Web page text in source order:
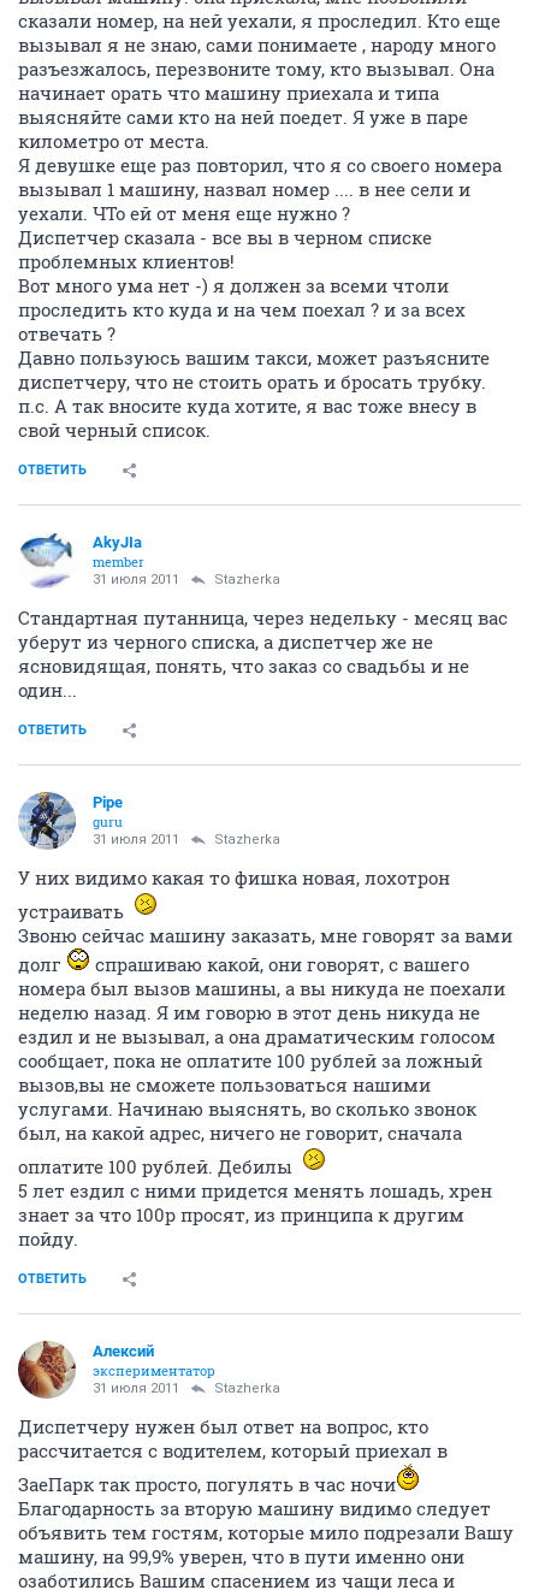
сказали номер, на ней уехали, я проследил. Кто еще
вызывал я не знаю, сами понимаете , народу много
разъезжалось, перезвоните тому, кто вызывал. Она
начинает орать что машину приехала и типа
выясняйте сами кто на ней поедет. Я уже в паре
километро от места.
Я девушке еще раз повторил, что я со своего номера
вызывал 1 машину, назвал номер .... в нее сели и
уехали. ЧТо ей от меня еще нужно ?
Диспетчер сказала - все вы в черном списке
проблемных клиентов!
Вот много ума нет -) я должен за всеми чтоли
проследить кто куда и на чем поехал ? и за всех
отвечать ?
Давно пользуюсь вашим такси, может разъясните
диспетчеру, что не стоить орать и бросать трубку.
п.с. А так вносите куда хотите, я вас тоже внесу в
свой черный список.
ОТВЕТИТЬ
AkyJIa
member
31 июля 2011 Stazherka
Стандартная путанница, через недельку - месяц вас
уберут из черного списка, а диспетчер же не
ясновидящая, понять, что заказ со свадьбы и не
один...
ОТВЕТИТЬ
Pipe
guru
31 июля 2011 Stazherka
У них видимо какая то фишка новая, лохотрон
устраивать
Звоню сейчас машину заказать, мне говорят за вами
долг
спрашиваю какой, они говорят, с вашего
номера был вызов машины, а вы никуда не поехали
неделю назад. Я им говорю в этот день никуда не
ездил и не вызывал, а она драматическим голосом
сообщает, пока не оплатите 100 рублей за ложный
вызов,вы не сможете пользоваться нашими
услугами. Начинаю выяснять, во сколько звонок
был, на какой адрес, ничего не говорит, сначала
оплатите 100 рублей. Дебилы
5 лет ездил с ними придется менять лошадь, хрен
знает за что 100р просят, из принципа к другим
пойду.
ОТВЕТИТЬ
Алексий
экспериментатор
31 июля 2011 Stazherka
Диспетчеру нужен был ответ на вопрос, кто
рассчитается с водителем, который приехал в
ЗаеПарк так просто, погулять в час ночи
Благодарность за вторую машину видимо следует
объявить тем гостям, которые мило подрезали Вашу
машину, на 99,9% уверен, что в пути именно они
озаботились Вашим спасением из чащи леса и